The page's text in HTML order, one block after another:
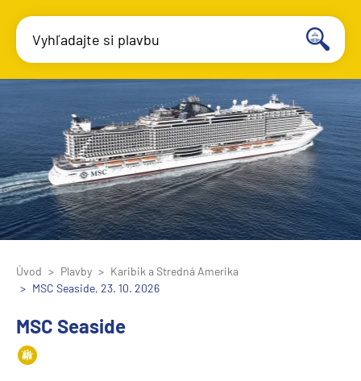
Vyhľadajte si plavbu
Úvod Plavby
Karibik a Stredná Amerika
MSC Seaside, 23. 10. 2026
MSC Seaside